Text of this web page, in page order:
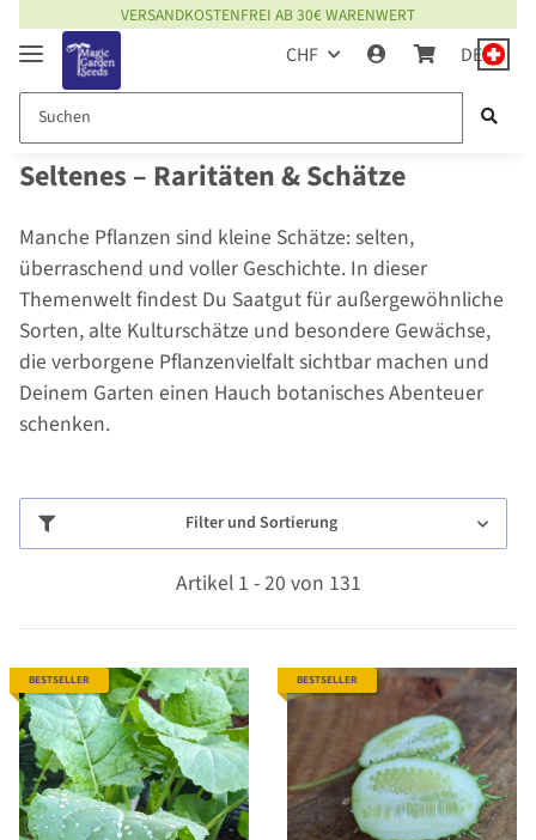
VERSANDKOSTENFREI AB 30€ WARENWERT
CHF DE
Seltenes – Raritäten & Schätze
Manche Pflanzen sind kleine Schätze: selten,
überraschend und voller Geschichte. In dieser
Themenwelt findest Du Saatgut für außergewöhnliche
Sorten, alte Kulturschätze und besondere Gewächse,
die verborgene Pflanzenvielfalt sichtbar machen und
Deinem Garten einen Hauch botanisches Abenteuer
schenken.
Filter und Sortierung
Artikel 1 - 20 von 131
BESTSELLER BESTSELLER